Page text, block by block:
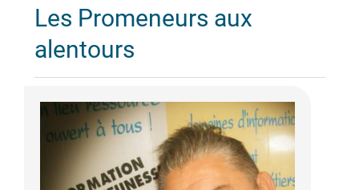
Les Promeneurs aux
alentours